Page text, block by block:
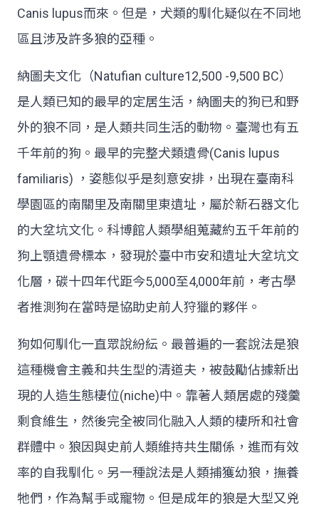
Canis lupus而來。但是，犬類的馴化疑似在不同地
區且涉及許多狼的亞種。
納圖夫文化（Natufian culture12,500 -9,500 BC）
是人類已知的最早的定居生活，納圖夫的狗已和野
外的狼不同，是人類共同生活的動物。臺灣也有五
千年前的狗。最早的完整犬類遺骨(Canis lupus
familiaris) ，姿態似乎是刻意安排，出現在臺南科
學園區的南關里及南關里東遺址，屬於新石器文化
的大坌坑文化。科博館人類學組蒐藏約五千年前的
狗上顎遺骨標本，發現於臺中市安和遺址大坌坑文
化層，碳十四年代距今5,000至4,000年前，考古學
者推測狗在當時是協助史前人狩獵的夥伴。
狗如何馴化一直眾說紛紜。最普遍的一套說法是狼
這種機會主義和共生型的清道夫，被鼓勵佔據新出
現的人造生態棲位(niche)中。靠著人類居處的殘羹
剩食維生，然後完全被同化融入人類的棲所和社會
群體中。狼因與史前人類維持共生關係，進而有效
率的自我馴化。另一種說法是人類捕獲幼狼，撫養
牠們，作為幫手或寵物。但是成年的狼是大型又兇